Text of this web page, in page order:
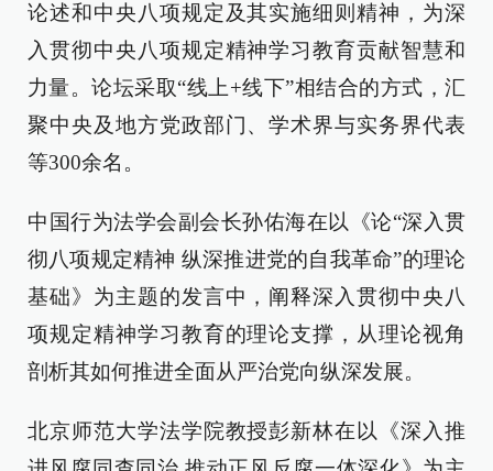
论述和中央八项规定及其实施细则精神，为深
入贯彻中央八项规定精神学习教育贡献智慧和
力量。论坛采取“线上+线下”相结合的方式，汇
聚中央及地方党政部门、学术界与实务界代表
等300余名。
中国行为法学会副会长孙佑海在以《论“深入贯
彻八项规定精神 纵深推进党的自我革命”的理论
基础》为主题的发言中，阐释深入贯彻中央八
项规定精神学习教育的理论支撑，从理论视角
剖析其如何推进全面从严治党向纵深发展。
北京师范大学法学院教授彭新林在以《深入推